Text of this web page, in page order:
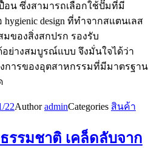
อน ซึ่งสามารถเลือกใช้ปั๊มที่มี
hygienic design ที่ทำจากสแตนเลส
มของสิ่งสกปรก รองรับ
อย่างสมบูรณ์แบบ จึงมั่นใจได้ว่า
การของอุตสาหกรรมที่มีมาตรฐาน
22AuthoradminCategories สินค้า
รรมชาติ เคล็ดลับจาก